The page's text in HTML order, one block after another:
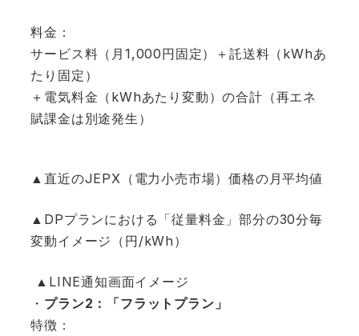
料金：
サービス料（月1,000円固定）＋託送料（kWhあ
たり固定）
＋電気料金（kWhあたり変動）の合計（再エネ
賦課金は別途発生）
▲直近のJEPX（電力小売市場）価格の月平均値
▲DPプランにおける「従量料金」部分の30分毎
変動イメージ（円/kWh）
▲LINE通知画面イメージ
・ プラン2：「フラットプラン」
特徴：